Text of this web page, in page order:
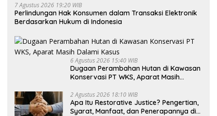
7 Agustus 2026 19:20 WIB
Perlindungan Hak Konsumen dalam Transaksi Elektronik
Berdasarkan Hukum di Indonesia
6 Agustus 2026 15:40 WIB
Dugaan Perambahan Hutan di Kawasan
Konservasi PT WKS, Aparat Masih
2 Agustus 2026 18:10 WIB
Apa Itu Restorative Justice? Pengertian,
Syarat, Manfaat, dan Penerapannya di